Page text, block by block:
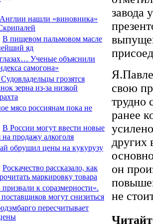
нашли «виновника»
В пищевом пальмовом масле
яд
Ученые объяснили
самогона»
грозятся
зерна из-за низкой
мясо россиянам пока не
В России могут ввести новые
продажу алкоголя
обрушил цены на кукурузу
Роскачество рассказало, как
маркировку товара
к соразмерности».
могут снизиться
пересчитывает
завода
свою
трудно
ранее
других
он
не